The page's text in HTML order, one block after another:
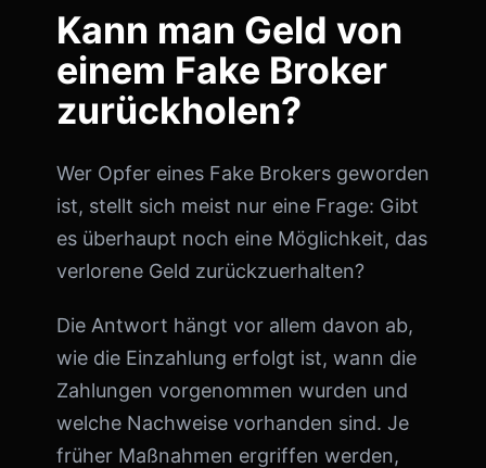
Kann man Geld von
einem Fake Broker
zurückholen?
Wer Opfer eines Fake Brokers geworden
ist, stellt sich meist nur eine Frage: Gibt
es überhaupt noch eine Möglichkeit, das
verlorene Geld zurückzuerhalten?
Die Antwort hängt vor allem davon ab,
wie die Einzahlung erfolgt ist, wann die
Zahlungen vorgenommen wurden und
welche Nachweise vorhanden sind. Je
früher Maßnahmen ergriffen werden,